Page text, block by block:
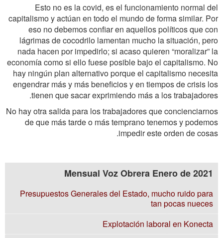
Esto no es la covid, es el funcionamiento normal del
capitalismo y actúan en todo el mundo de forma similar. Por
eso no debemos confiar en aquellos políticos que con
lágrimas de cocodrilo lamentan mucho la situación, pero
nada hacen por impedirlo; si acaso quieren “moralizar” la
economía como si ello fuese posible bajo el capitalismo. No
hay ningún plan alternativo porque el capitalismo necesita
engendrar más y más beneficios y en tiempos de crisis los
tienen que sacar exprimiendo más a los trabajadores.
No hay otra salida para los trabajadores que concienciarnos
de que más tarde o más temprano tenemos y podemos
impedir este orden de cosas.
Mensual Voz Obrera Enero de 2021
Presupuestos Generales del Estado, mucho ruido para
tan pocas nueces
Explotación laboral en Konecta